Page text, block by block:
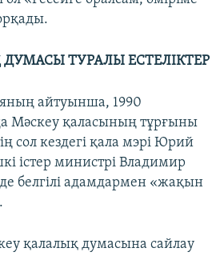
ТУРАЛЫ ЕСТЕЛІКТЕР
айтуынша, 1990
Мәскеу қаласының тұрғыны
сол кездегі қала мэрі Юрий
істер министрі Владимир
белгілі адамдармен «жақын
қалалық думасына сайлау